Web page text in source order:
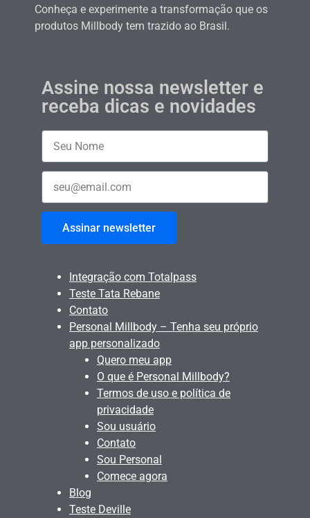
Conheça e experimente a transformação que os
produtos Millbody tem trazido ao Brasil.
Assine nossa newsletter e
receba dicas e novidades
Assinar newsletter
Integração com Totalpass
Teste Tata Rebane
Contato
Personal Millbody – Tenha seu próprio
app personalizado
Quero meu app
O que é Personal Millbody?
Termos de uso e política de
privacidade
Sou usuário
Contato
Sou Personal
Comece agora
Blog
Teste Deville